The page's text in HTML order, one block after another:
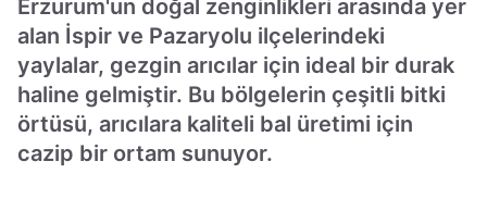
Erzurum'un doğal zenginlikleri arasında yer
alan İspir ve Pazaryolu ilçelerindeki
yaylalar, gezgin arıcılar için ideal bir durak
haline gelmiştir. Bu bölgelerin çeşitli bitki
örtüsü, arıcılara kaliteli bal üretimi için
cazip bir ortam sunuyor.